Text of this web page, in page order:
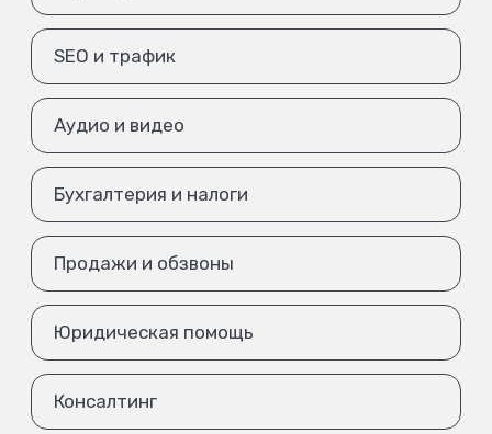
SEO и трафик
Аудио и видео
Бухгалтерия и налоги
Продажи и обзвоны
Юридическая помощь
Консалтинг